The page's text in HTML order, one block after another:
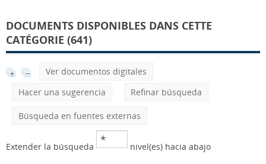
DOCUMENTS DISPONIBLES DANS CETTE
CATÉGORIE (641)
Ver documentos digitales
Hacer una sugerencia
Refinar búsqueda
Búsqueda en fuentes externas
Extender la búsqueda nivel(es) hacia abajo